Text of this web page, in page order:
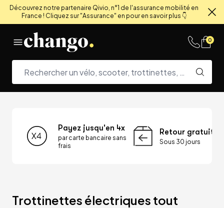
Découvrez notre partenaire Qivio, n°1 de l'assurance mobilité en
France ! Cliquez sur "Assurance" en pour en savoir plus 👇
0
Payez jusqu'en 4x
par carte bancaire sans
frais
Retour gratuit
Sous 30 jours
Trottinettes électriques tout